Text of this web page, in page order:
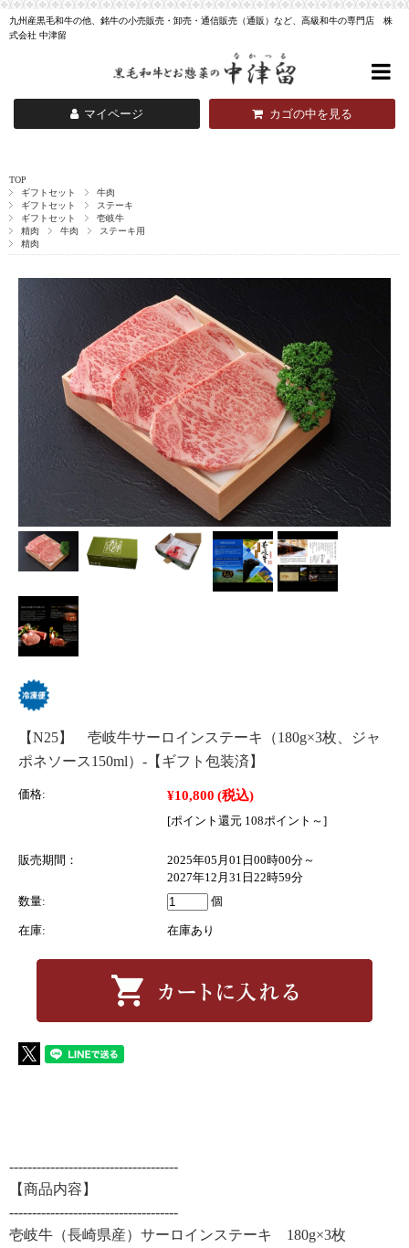
九州産黒毛和牛の他、銘牛の小売販売・卸売・通信販売（通販）など、高級和牛の専門店 株
式会社 中津留
マイページ カゴの中を見る
TOP
ギフトセット
牛肉
ギフトセット
ステーキ
ギフトセット
壱岐牛
精肉
牛肉
ステーキ用
精肉
【N25】 壱岐牛サーロインステーキ（180g×3枚、ジャ
ポネソース150ml）-【ギフト包装済】
価格: ¥10,800 (税込)
[ポイント還元 108ポイント～]
販売期間：
2025年05月01日00時00分～
2027年12月31日22時59分
数量:
個
在庫: 在庫あり
-------------------------------------
【商品内容】
-------------------------------------
壱岐牛（長崎県産）サーロインステーキ 180g×3枚